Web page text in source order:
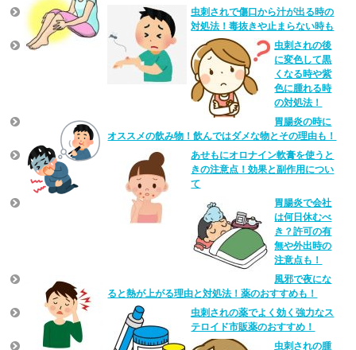
虫刺されで傷口から汁が出る時の
対処法！毒抜きや止まらない時も
虫刺されの後
に変色して黒
くなる時や紫
色に腫れる時
の対処法！
胃腸炎の時に
オススメの飲み物！飲んではダメな物とその理由も！
あせもにオロナイン軟膏を使うと
きの注意点！効果と副作用につい
て
胃腸炎で会社
は何日休むべ
き？許可の有
無や外出時の
注意点も！
風邪で夜にな
ると熱が上がる理由と対処法！薬のおすすめも！
虫刺されの薬でよく効く強力なス
テロイド市販薬のおすすめ！
虫刺されの腫